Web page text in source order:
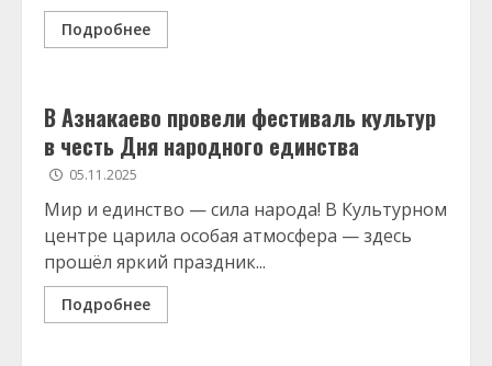
Подробнее
В Азнакаево провели фестиваль культур
в честь Дня народного единства
05.11.2025
Мир и единство — сила народа! В Культурном
центре царила особая атмосфера — здесь
прошёл яркий праздник...
Подробнее